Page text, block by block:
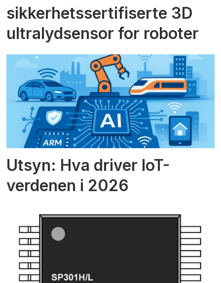
sikkerhetssertifiserte 3D
ultralydsensor for roboter
Utsyn: Hva driver IoT-
verdenen i 2026